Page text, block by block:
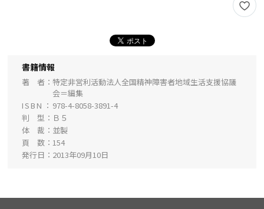
書籍情報
著 者
特定非営利活動法人全国精神障害者地域生活支援協議
会＝編集
ISBN
978-4-8058-3891-4
判 型
Ｂ５
体 裁
並製
頁 数
154
発行日
2013年09月10日